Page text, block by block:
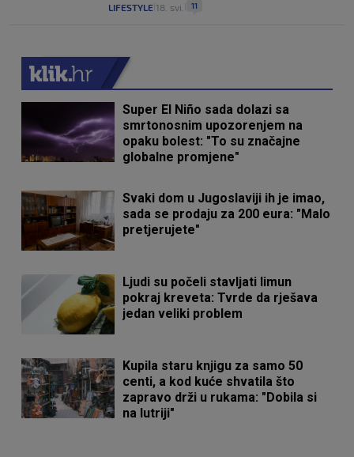
LIFESTYLE 18. svi. 11
Super El Niño sada dolazi sa
smrtonosnim upozorenjem na
opaku bolest: "To su značajne
globalne promjene"
Svaki dom u Jugoslaviji ih je imao,
sada se prodaju za 200 eura: "Malo
pretjerujete"
Ljudi su počeli stavljati limun
pokraj kreveta: Tvrde da rješava
jedan veliki problem
Kupila staru knjigu za samo 50
centi, a kod kuće shvatila što
zapravo drži u rukama: "Dobila si
na lutriji"